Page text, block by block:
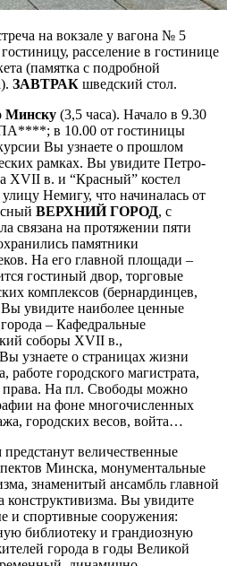
на вокзале у вагона № 5
расселение в гостинице
(памятка с подробной
ЗАВТРАК шведский стол.
Минску (3,5 часа). Начало в 9.30
в 10.00 от гостиницы
Вы узнаете о прошлом
рамках. Вы увидите Петро-
ХVII в. и “Красный” костел
Немигу, что начиналась от
ВЕРХНИЙ ГОРОД, с
связана на протяжении пяти
памятники
На его главной площади –
гостиный двор, торговые
комплексов (бернардинцев,
Вы увидите наиболее ценные
– Кафедральные
соборы ХVII в.,
узнаете о страницах жизни
городского магистрата,
права. На пл. Свободы можно
на фоне многочисленных
городских весов, войта…
величественные
Минска, монументальные
знаменитый ансамбль главной
Вы увидите
и спортивные сооружения:
библиотеку и грандиозную
города в годы Великой